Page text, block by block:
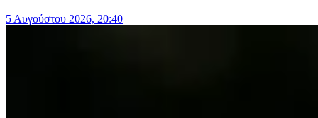
5 Αυγούστου 2026, 20:40